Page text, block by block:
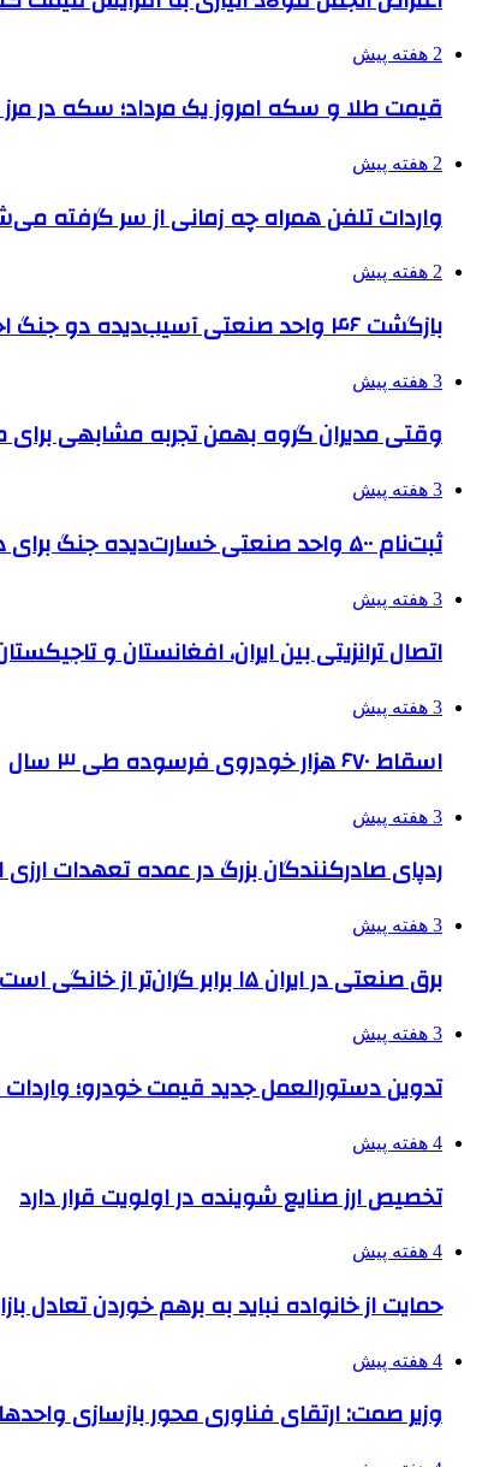
2 هفته پیش
قیمت طلا و سکه امروز یک مرداد؛ سکه در مرز ۱۸۹ میلیون تومان
2 هفته پیش
واردات تلفن همراه چه زمانی از سر گرفته
2 هفته پیش
بازگشت ۴۶ واحد صنعتی آسیب‌دیده دو جنگ اخیر البرز به چرخه تولید
3 هفته پیش
وقتی مدیران گروه بهمن تجربه مشابهی برای
3 هفته پیش
ثبت‌نام ۵۰۰ واحد صنعتی خسارت‌دیده جنگ برای دریافت تسهیلات
3 هفته پیش
اتصال ترانزیتی بین ایران، افغانستان و
3 هفته پیش
اسقاط ۶۷۰ هزار خودروی فرسوده طی ۳ سال
3 هفته پیش
ردپای صادرکنندگان بزرگ در عمده تعهدات
3 هفته پیش
برق صنعتی در ایران ۱۵ برابر گران‌تر از خانگی است
3 هفته پیش
تدوین دستورالعمل جدید قیمت خودرو؛ واردات
4 هفته پیش
تخصیص ارز صنایع شوینده در اولویت قرار دارد
4 هفته پیش
حمایت از خانواده نباید به برهم خوردن تعادل
4 هفته پیش
وزیر صمت: ارتقای فناوری محور بازسازی